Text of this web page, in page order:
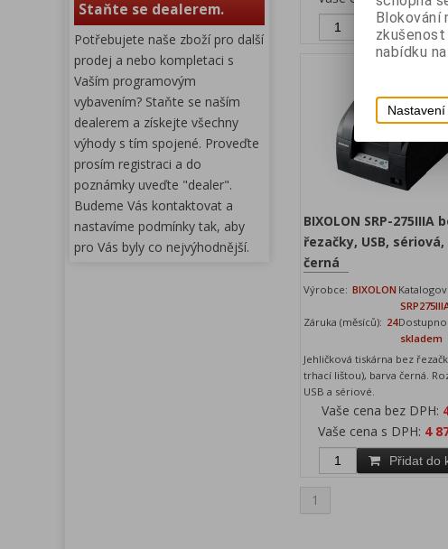
Staňte se dealerem.
Potřebujete naše zboží pro další
prodej a nebo kompletaci s
Vaším programovým
vybavením? Staňte se naším
dealerem a získejte všechny
výhody s tím spojené. Proveďte
prosím registraci a do
poznámky uveďte "dealer".
Budeme Vás kontaktovat a
nastavíme podmínky tak, aby
pro Vás byly co nejvýhodnější.
Přidat do
BIXOLON SRP-275IIIA
řezačky, USB,
černá
Výrobce: BIXOLON
Záruka (měsíců): 24
skladem
Jehličková tiskárna bez
trhací lištou), barva černá.
USB a sériové.
Vaše cena bez DPH:
Vaše cena s DPH: 4
Přidat do
1
Blokování
nabídku
Nastavení